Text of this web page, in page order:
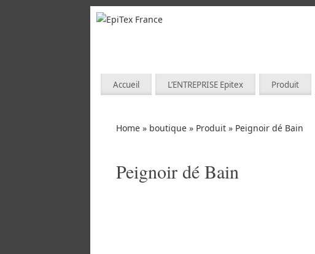
Accueil L’ENTREPRISE Epitex Produit
Home » boutique » Produit » Peignoir dé Bain
Peignoir dé Bain